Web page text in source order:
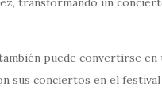
puede convertirse
sus conciertos en el festival